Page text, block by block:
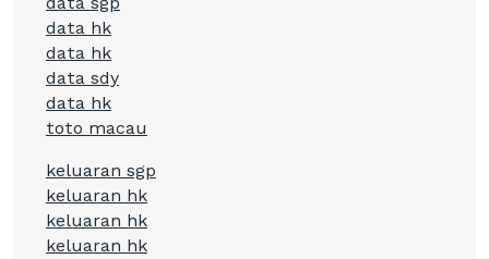
data hk
data hk
data sdy
data hk
toto macau
keluaran sgp
keluaran hk
keluaran hk
keluaran hk